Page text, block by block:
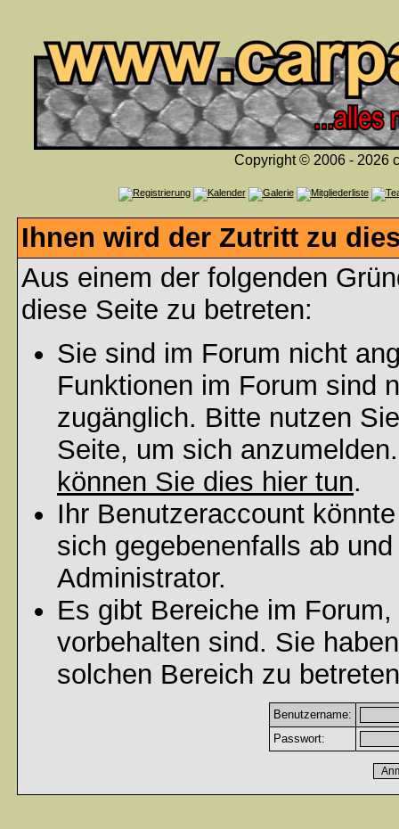
Copyright © 2006 - 2026
Ihnen wird der Zutritt zu
Aus einem der folgenden
diese Seite zu betreten:
Sie sind im Forum nicht
Funktionen im Forum sind
zugänglich. Bitte nutzen
Seite, um sich
können Sie dies hier tun.
Ihr Benutzeraccount
sich gegebenenfalls ab
Administrator.
Es gibt Bereiche im
vorbehalten sind. Sie
solchen Bereich zu
Benutzername:
Passwort: